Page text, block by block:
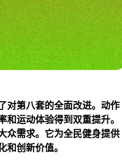
对第八套的全面改进。动作
运动体验得到双重提升。
众需求。它为全民健身提供
创新价值。